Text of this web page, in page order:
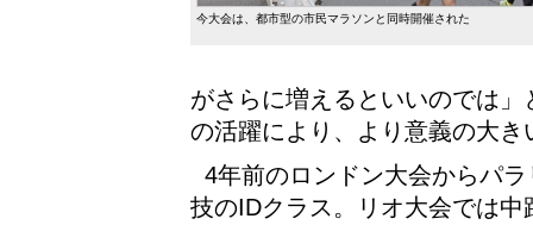
今大会は、都市型の市民マラソンと同時開催された
がさらに増えるといいのでは
の活躍により、より意義の大
4年前のロンドン大会からパ
技のIDクラス。リオ大会では